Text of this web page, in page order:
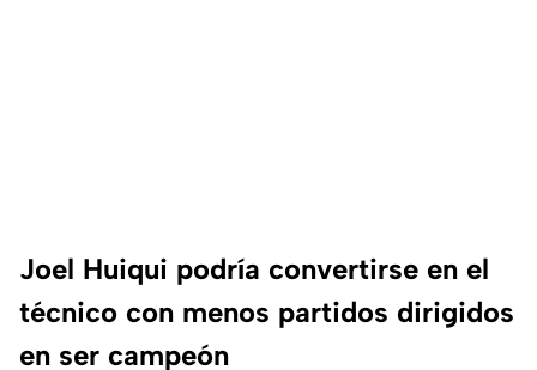
Joel Huiqui podría convertirse en el
técnico con menos partidos dirigidos
en ser campeón